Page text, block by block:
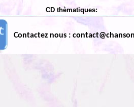
CD thèmatiques:
Contactez nous :